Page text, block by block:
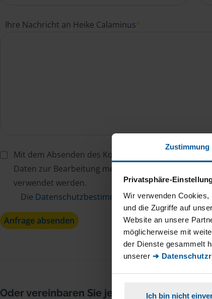
Zustimmung
Privatsphäre-
Wir verwenden
und die Zugriffe auf
Website an unsere
möglicherweise mit
der Dienste gesammelt
unserer ➔
Ich bin nicht
Ihre Nachricht an Heike Calaminus*
Mit dem Absenden des Kontaktformulars erkläre
Daten zur Bearbeitung meines Anliegens sowie zur
verwendet werden.
Die Datenschutzbestimmungenhabe ich zur
Anfrage absenden
Oder vereinbaren Sie jetzt Ihren